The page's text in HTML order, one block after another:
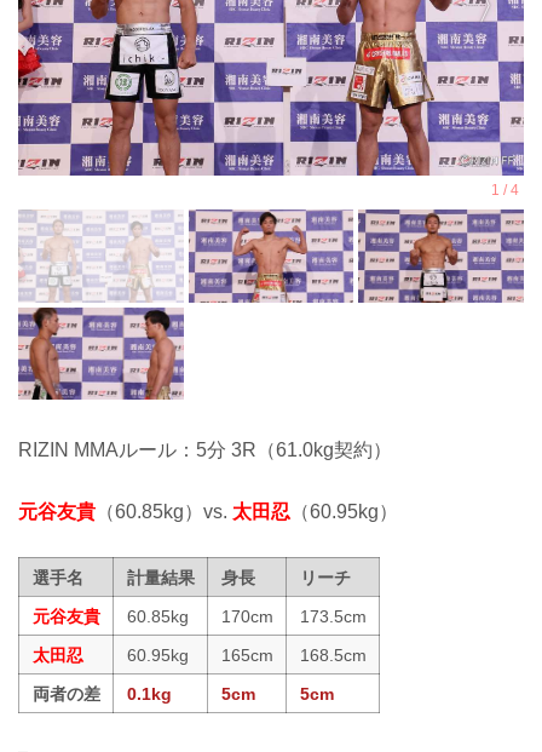
RIZIN MMAルール：5分 3R（61.0kg契約）
元谷友貴 （60.85kg）vs. 太田忍 （60.95kg）
選手名 計量結果 身長
リーチ
元谷友貴
60.85kg 170cm
173.5cm
太田忍
60.95kg 165cm
168.5cm
両者の差
0.1kg 5cm 5cm